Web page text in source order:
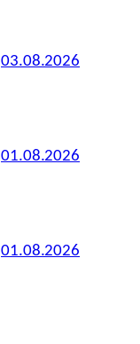
03.08.2026
01.08.2026
01.08.2026